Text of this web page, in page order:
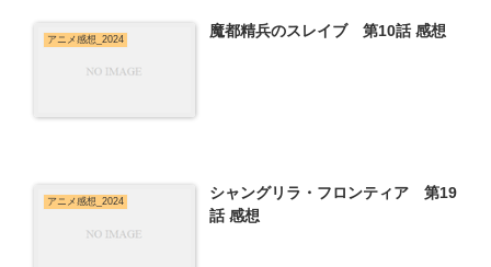
アニメ感想_2024 魔都精兵のスレイブ 第10話 感想
アニメ感想_2024
シャングリラ・フロンティア 第19
話 感想